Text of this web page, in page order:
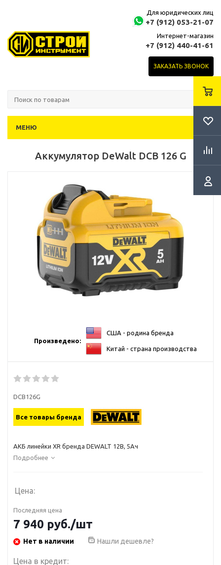
Для юридических лиц
+7 (912) 053-21-07
Интернет-магазин
+7 (912) 440-41-61
ЗАКАЗАТЬ ЗВОНОК
МЕНЮ
Аккумулятор DeWalt DCB 126 G
Произведено:
США - родина бренда
Китай - страна производства
DCB126G
Все товары бренда
АКБ линейки XR бренда DEWALT 12В, 5Ач
Подробнее
Цена:
Последняя цена
7 940 руб./шт
Нет в наличии Нашли дешевле?
Цена в кредит: